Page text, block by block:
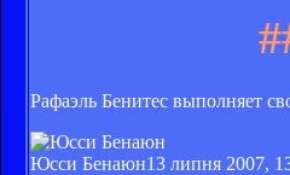
Рафаэль Бенитес выполняет
Юсси Бенаюн13 липня 2007,